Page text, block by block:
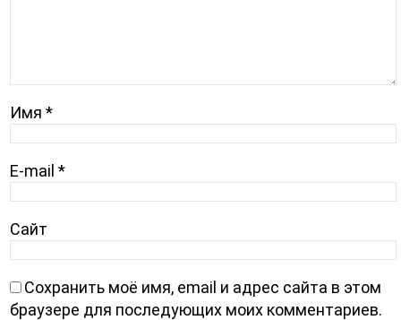
Имя*
E-mail*
Сайт
Сохранить моё имя, email и адрес сайта в этом
браузере для последующих моих комментариев.